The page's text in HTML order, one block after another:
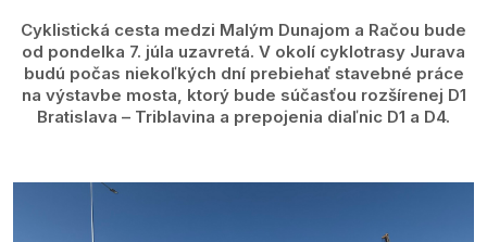
Cyklistická cesta medzi Malým Dunajom a Račou bude
od pondelka 7. júla uzavretá. V okolí cyklotrasy Jurava
budú počas niekoľkých dní prebiehať stavebné práce
na výstavbe mosta, ktorý bude súčasťou rozšírenej D1
Bratislava – Triblavina a prepojenia diaľnic D1 a D4.